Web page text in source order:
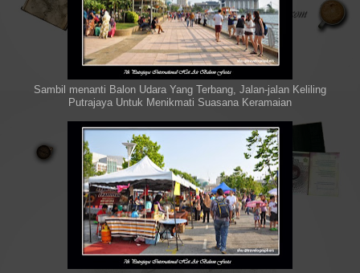
Sambil menanti Balon Udara Yang Terbang, Jalan-jalan Keliling
Putrajaya Untuk Menikmati Suasana Keramaian